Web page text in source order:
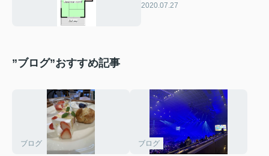
2020.07.27
”ブログ”おすすめ記事
ブログ ブログ